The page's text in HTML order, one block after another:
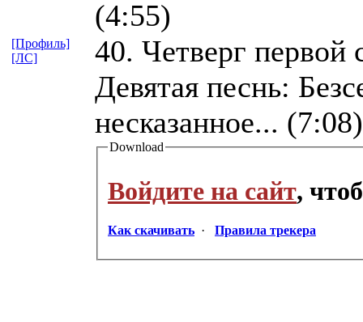
(4:55)
40. Четверг первой
Девятая песнь:
несказанное... (7:08)
Download
Войдите на сайт,
Как скачивать · Правила трекера
[Профиль]
[ЛС]